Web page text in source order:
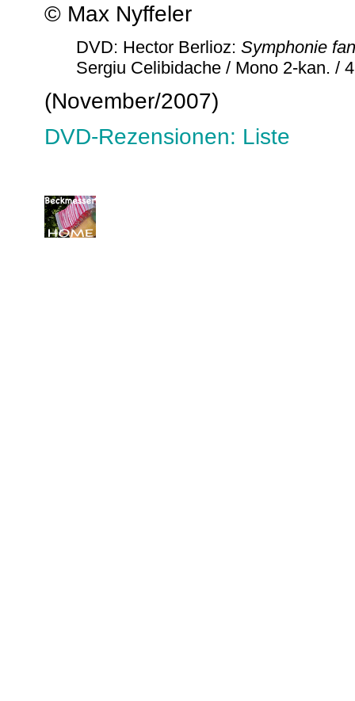
© Max Nyffeler
DVD: Hector Berlioz: Symphonie
Sergiu Celibidache / Mono 2-kan. /
(November/2007)
DVD-Rezensionen: Liste